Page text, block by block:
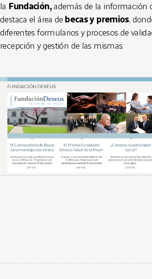
la Fundación,además de la información
destaca el área debecas y premios,
diferentes formularios y procesos de
recepción y gestión de las mismas.